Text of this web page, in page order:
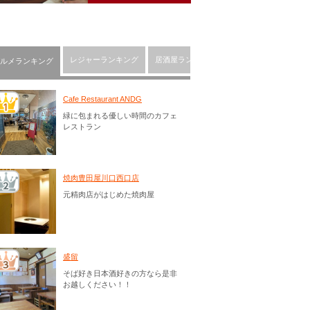
メランキング レジャーランキング 居酒屋ランキング
Cafe Restaurant ANDG
緑に包まれる優しい時間のカフェ
レストラン
焼肉豊田屋川口西口店
元精肉店がはじめた焼肉屋
盛留
そば好き日本酒好きの方なら是非
お越しください！！